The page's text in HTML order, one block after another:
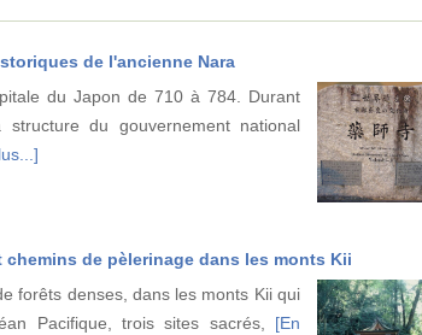
de l'ancienne Nara
du Japon de 710 à 784. Durant
du gouvernement national
chemins de pèlerinage dans les monts Kii
forêts denses, dans les monts Kii qui
Pacifique, trois sites sacrés, [En